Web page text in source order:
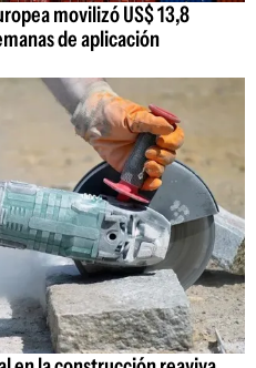
movilizó US$ 13,8
de aplicación